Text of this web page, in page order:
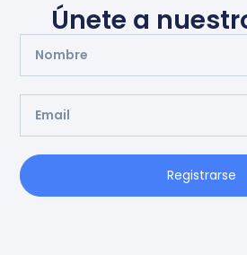
Únete a
Registrarse